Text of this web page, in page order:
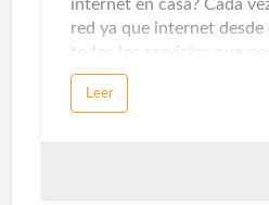
internet en casa? Cada
red ya que internet desde
todos los servicios que
de entretenimiento, sino
ofrece servicios de
profesional. Por ello es
contar con una buena
Leer